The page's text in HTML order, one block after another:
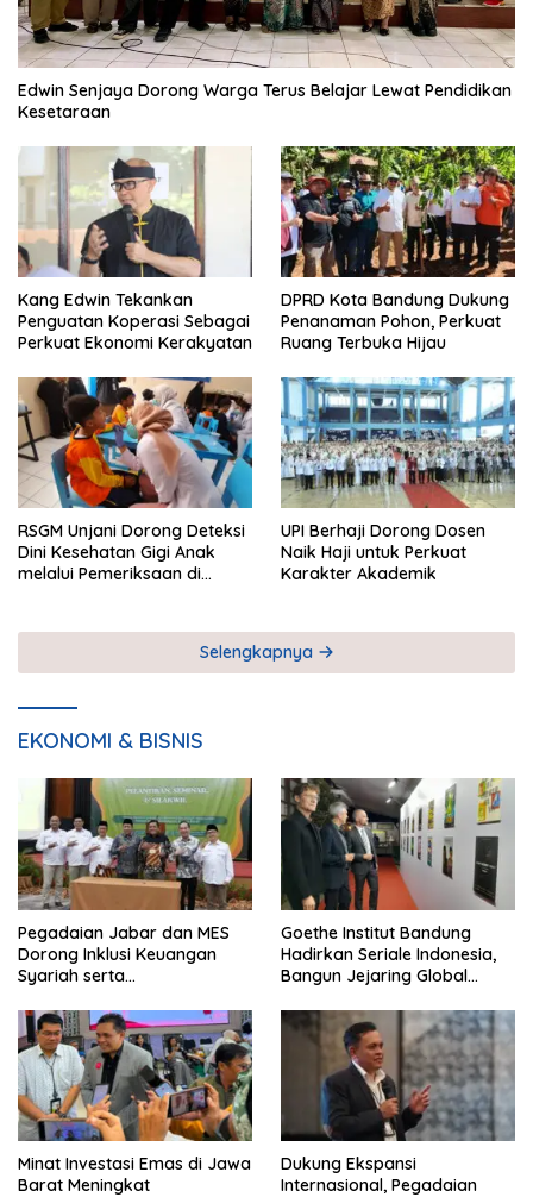
Edwin Senjaya Dorong Warga Terus Belajar Lewat Pendidikan
Kesetaraan
Kang Edwin Tekankan
Penguatan Koperasi Sebagai
Perkuat Ekonomi Kerakyatan
DPRD Kota Bandung Dukung
Penanaman Pohon, Perkuat
Ruang Terbuka Hijau
RSGM Unjani Dorong Deteksi
Dini Kesehatan Gigi Anak
melalui Pemeriksaan di
UPI Berhaji Dorong Dosen
Naik Haji untuk Perkuat
Karakter Akademik
Selengkapnya
EKONOMI & BISNIS
Pegadaian Jabar dan MES
Dorong Inklusi Keuangan
Syariah serta
Goethe Institut Bandung
Hadirkan Seriale Indonesia,
Bangun Jejaring Global
Minat Investasi Emas di Jawa
Barat Meningkat
Dukung Ekspansi
Internasional, Pegadaian